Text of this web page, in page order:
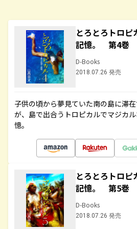
とろとろトロ
記憶。 第4巻
D-Books
2018.07.26 発売
子供の頃から夢見ていた南の島に滞
が、島で出合うトロピカルでマジカ
憶。
とろとろトロ
記憶。 第5巻
D-Books
2018.07.26 発売